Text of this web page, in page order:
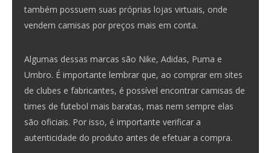
também possuem suas próprias lojas virtuais, onde
vendem camisas por preços mais em conta.
Algumas dessas marcas são Nike, Adidas, Puma e
Umbro. É importante lembrar que, ao comprar em sites
de clubes e fabricantes, é possível encontrar camisas de
times de futebol mais baratas, mas nem sempre elas
são oficiais. Por isso, é importante verificar a
autenticidade do produto antes de efetuar a compra.